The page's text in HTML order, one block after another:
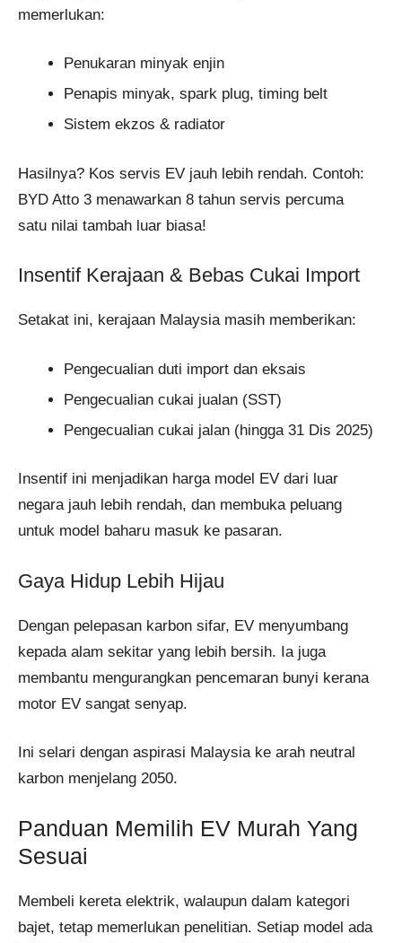
memerlukan:
Penukaran minyak enjin
Penapis minyak, spark plug, timing belt
Sistem ekzos & radiator
Hasilnya? Kos servis EV jauh lebih rendah. Contoh:
BYD Atto 3 menawarkan 8 tahun servis percuma
satu nilai tambah luar biasa!
Insentif Kerajaan & Bebas Cukai Import
Setakat ini, kerajaan Malaysia masih memberikan:
Pengecualian duti import dan eksais
Pengecualian cukai jualan (SST)
Pengecualian cukai jalan (hingga 31 Dis 2025)
Insentif ini menjadikan harga model EV dari luar
negara jauh lebih rendah, dan membuka peluang
untuk model baharu masuk ke pasaran.
Gaya Hidup Lebih Hijau
Dengan pelepasan karbon sifar, EV menyumbang
kepada alam sekitar yang lebih bersih. Ia juga
membantu mengurangkan pencemaran bunyi kerana
motor EV sangat senyap.
Ini selari dengan aspirasi Malaysia ke arah neutral
karbon menjelang 2050.
Panduan Memilih EV Murah Yang
Sesuai
Membeli kereta elektrik, walaupun dalam kategori
bajet, tetap memerlukan penelitian. Setiap model ada